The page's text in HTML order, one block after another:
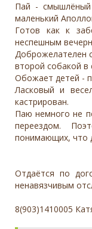
Пай - смышлёный
маленький
Готов как к
неспешным
Доброжелателен
второй собакой в
Обожает детей -
Ласковый и
кастрирован.
Паю немного не
переездом.
понимающих, что
Отдаётся по
ненавязчивым
8(903)1410005